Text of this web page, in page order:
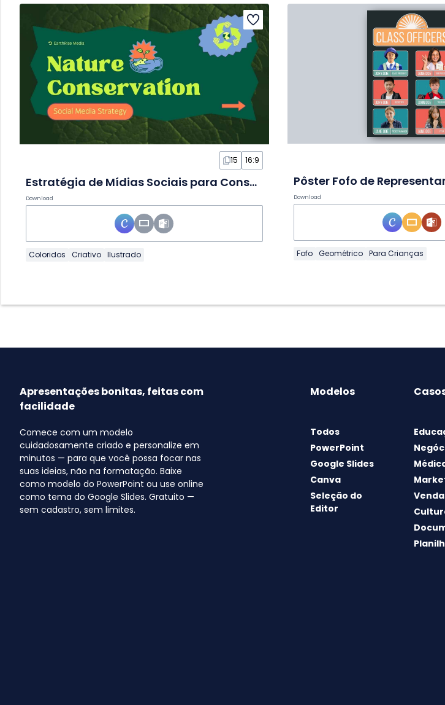
15 16:9
Estratégia de Mídias Sociais para Conservação da Natureza em Slides
Download
Coloridos Criativo Ilustrado
Download
Fofo Geométrico Para Crianças
Apresentações bonitas, feitas com
facilidade
Comece com um modelo
cuidadosamente criado e personalize em
minutos — para que você possa focar nas
suas ideias, não na formatação. Baixe
como modelo do PowerPoint ou use online
como tema do Google Slides. Gratuito —
sem cadastro, sem limites.
Modelos
Todos
PowerPoint
Google Slides
Canva
Seleção do
Editor